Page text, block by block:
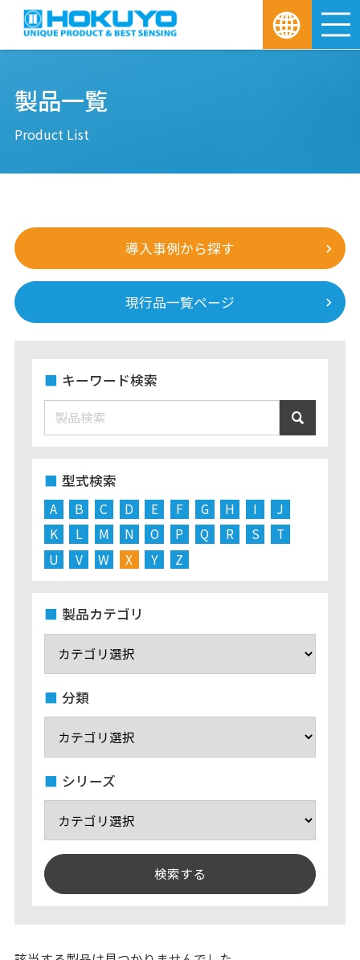
製品一覧
Product List
導入事例から探す
現行品一覧ページ
キーワード検索
型式検索
A B C D E F G H I
J
K
L M N O P Q R S
T
U
V W X Y Z
製品カテゴリ
分類
シリーズ